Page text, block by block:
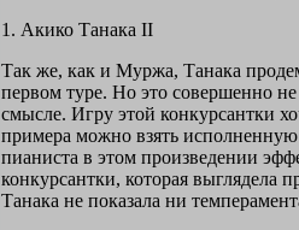
1. Акико Танака II
Так же, как и Муржа, Танака
первом туре. Но это совершенно
смысле. Игру этой конкурсантки
примера можно взять
пианиста в этом произведении
конкурсантки, которая
Танака не показала ни